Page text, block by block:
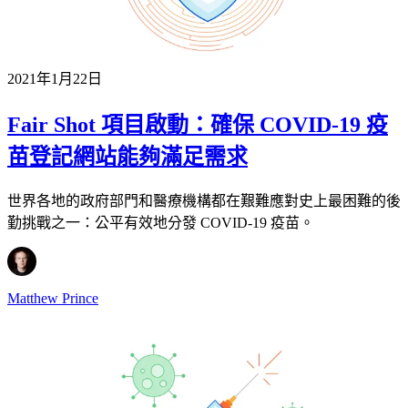
2021年1月22日
Fair Shot 項目啟動：確保 COVID-19 疫
苗登記網站能夠滿足需求
世界各地的政府部門和醫療機構都在艱難應對史上最困難的後
勤挑戰之一：公平有效地分發 COVID-19 疫苗。
Matthew Prince